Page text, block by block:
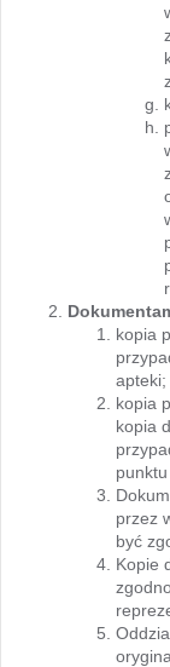
kopia
apteki;
kopia
kopia
przez
być
Kopie